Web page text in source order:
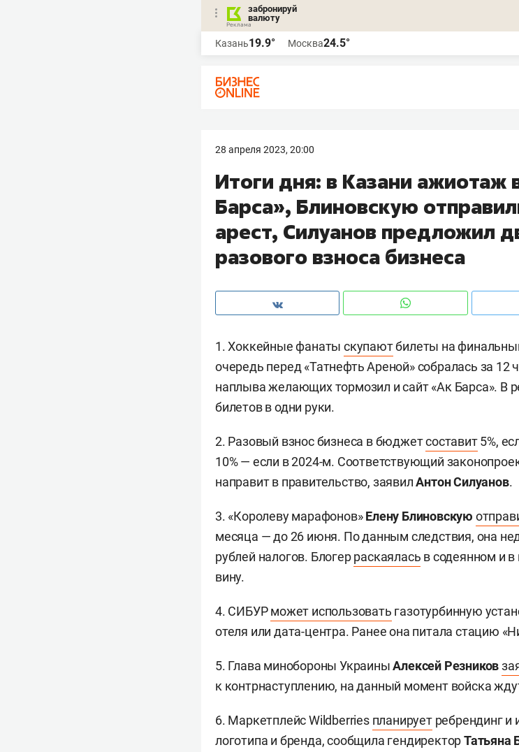
забронируй
валюту
Казань19.9° Москва24.5°
28 апреля 2023, 20:00
Итоги дня: в Казани ажиотаж
Барса», Блиновскую
арест, Силуанов предложил
разового взноса бизнеса
1. Хоккейные фанатыскупаютбилеты на
очередь перед «Татнефть Ареной» собралась за 12
наплыва желающих тормозил и сайт «Ак Барса». В
билетов в одни руки.
2. Разовый взнос бизнеса в бюджетсоставит5%,
10% — если в 2024-м. Соответствующий
направит в правительство, заявилАнтон Силуанов.
3. «Королеву марафонов»Елену Блиновскую
месяца — до 26 июня. По данным следствия, она
рублей налогов. Блогерраскаялась в содеянном и
вину.
4. СИБУРможет использовать газотурбинную
отеля или дата-центра. Ранее она питала стацию
5. Глава минобороны УкраиныАлексей Резников
к контрнаступлению, на данный момент войска
6. Маркетплейс Wildberries планируетребрендинг и
логотипа и бренда, сообщила гендиректорТатьяна